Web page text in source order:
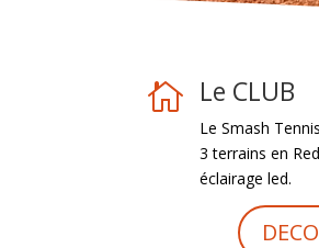
 Le CLUB
Le Smash
3 terrains en
éclairage led.